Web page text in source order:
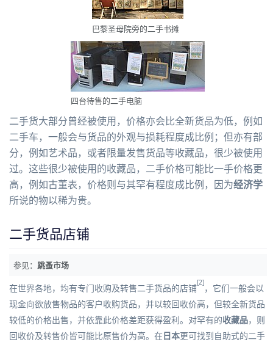
巴黎圣母院旁的二手书摊
四台待售的二手电脑
二手货大部分曾经被使用，价格亦会比全新货品为低，例如
二手车，一般会与货品的外观与损耗程度成比例；但亦有部
分，例如艺术品，或者限量发售货品等收藏品，很少被使用
过。这些很少被使用的收藏品，二手价格可能比一手价格更
高，例如古董表，价格则与其罕有程度成比例，因为经济学
所说的物以稀为贵。
二手货品店铺
参见： 跳蚤市场
在世界各地，均有专门收购及转售二手货品的店铺[2]，它们一般会以
现金向欲放售物品的客户收购货品，并以较回收价高，但较全新货品
较低的价格出售，并依靠此价格差距获得盈利。对罕有的收藏品，则
回收价及转售价皆可能比原售价为高。在日本更可找到自助式的二手